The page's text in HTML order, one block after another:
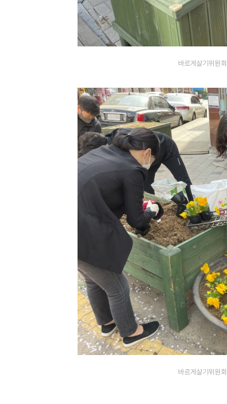
바르게살기위원
바르게살기위원